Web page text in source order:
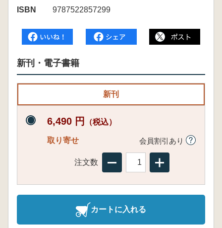
ISBN
9787522857299
新刊・電子書籍
新刊
6,490 円 （税込）
取り寄せ 会員割引あり
注文数
カートに入れる